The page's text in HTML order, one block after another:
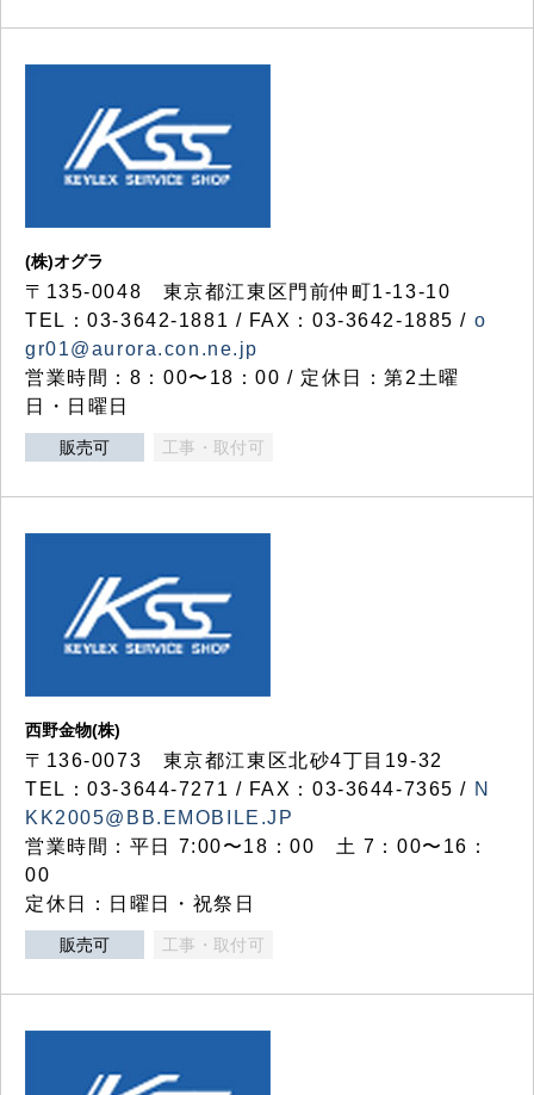
(株)オグラ
〒135-0048 東京都江東区門前仲町1-13-10
TEL：03-3642-1881 / FAX：03-3642-1885 / o
gr01@aurora.con.ne.jp
営業時間：8：00〜18：00 / 定休日：第2土曜
日・日曜日
販売可 工事・取付可
西野金物(株)
〒136-0073 東京都江東区北砂4丁目19-32
TEL：03‐3644‐7271 / FAX：03-3644-7365 / N
KK2005@BB.EMOBILE.JP
営業時間：平日 7:00〜18：00 土 7：00〜16：
00
定休日：日曜日・祝祭日
販売可 工事・取付可